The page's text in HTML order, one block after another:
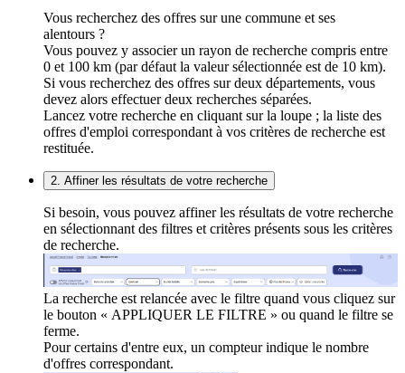
Vous recherchez des offres sur une commune et ses
alentours ?
Vous pouvez y associer un rayon de recherche compris entre
0 et 100 km (par défaut la valeur sélectionnée est de 10 km).
Si vous recherchez des offres sur deux départements, vous
devez alors effectuer deux recherches séparées.
Lancez votre recherche en cliquant sur la loupe ; la liste des
offres d'emploi correspondant à vos critères de recherche est
restituée.
2. Affiner les résultats de votre recherche
Si besoin, vous pouvez affiner les résultats de votre recherche
en sélectionnant des filtres et critères présents sous les critères
de recherche.
La recherche est relancée avec le filtre quand vous cliquez sur
le bouton « APPLIQUER LE FILTRE » ou quand le filtre se
ferme.
Pour certains d'entre eux, un compteur indique le nombre
d'offres correspondant.